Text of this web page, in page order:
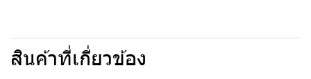
สินค้าที่เกี่ยวข้อง